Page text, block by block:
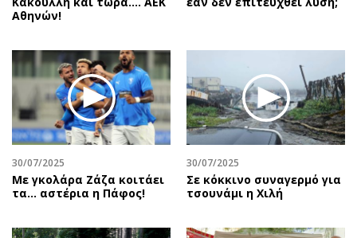
Αθηνών!
30/07/2025
Με γκολάρα Ζάζα κοιτάει
τα... αστέρια η Πάφος!
30/07/2025
Σε κόκκινο συναγερμό για
τσουνάμι η Χιλή